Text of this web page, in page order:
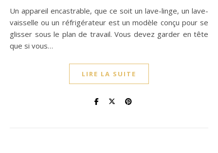
Un appareil encastrable, que ce soit un lave-linge, un lave-
vaisselle ou un réfrigérateur est un modèle conçu pour se
glisser sous le plan de travail. Vous devez garder en tête
que si vous…
LIRE LA SUITE